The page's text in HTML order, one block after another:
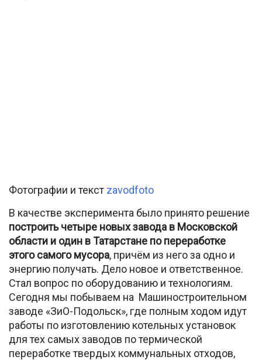
Фотографии и текст zavodfoto
В качестве эксперимента было принято решение
построить четыре новых завода в Московской
области и один в Татарстане по переработке
этого самого мусора, причём из него за одно и
энергию получать. Дело новое и ответственное.
Стал вопрос по оборудованию и технологиям.
Сегодня мы побываем на Машиностроительном
заводе «ЗиО-Подольск», где полным ходом идут
работы по изготовлению котельных установок
для тех самых заводов по термической
переработке твердых коммунальных отходов,